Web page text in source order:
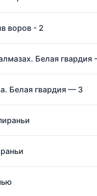
воров - 2
Белая гвардия
Белая гвардия — 3